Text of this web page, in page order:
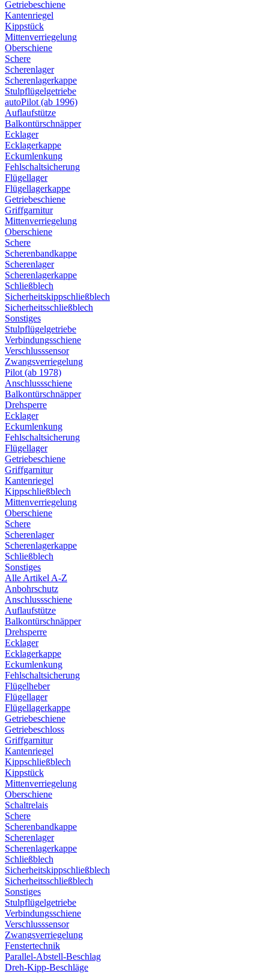
Getriebeschiene
Kantenriegel
Kippstück
Mittenverriegelung
Oberschiene
Schere
Scherenlager
Scherenlagerkappe
Stulpflügelgetriebe
autoPilot (ab 1996)
Auflaufstütze
Balkontürschnäpper
Ecklager
Ecklagerkappe
Eckumlenkung
Fehlschaltsicherung
Flügellager
Flügellagerkappe
Getriebeschiene
Griffgarnitur
Mittenverriegelung
Oberschiene
Schere
Scherenbandkappe
Scherenlager
Scherenlagerkappe
Schließblech
Sicherheitskippschließblech
Sicherheitsschließblech
Sonstiges
Stulpflügelgetriebe
Verbindungsschiene
Verschlusssensor
Zwangsverriegelung
Pilot (ab 1978)
Anschlussschiene
Balkontürschnäpper
Drehsperre
Ecklager
Eckumlenkung
Fehlschaltsicherung
Flügellager
Getriebeschiene
Griffgarnitur
Kantenriegel
Kippschließblech
Mittenverriegelung
Oberschiene
Schere
Scherenlager
Scherenlagerkappe
Schließblech
Sonstiges
Alle Artikel A-Z
Anbohrschutz
Anschlussschiene
Auflaufstütze
Balkontürschnäpper
Drehsperre
Ecklager
Ecklagerkappe
Eckumlenkung
Fehlschaltsicherung
Flügelheber
Flügellager
Flügellagerkappe
Getriebeschiene
Getriebeschloss
Griffgarnitur
Kantenriegel
Kippschließblech
Kippstück
Mittenverriegelung
Oberschiene
Schaltrelais
Schere
Scherenbandkappe
Scherenlager
Scherenlagerkappe
Schließblech
Sicherheitskippschließblech
Sicherheitsschließblech
Sonstiges
Stulpflügelgetriebe
Verbindungsschiene
Verschlusssensor
Zwangsverriegelung
Fenstertechnik
Parallel-Abstell-Beschlag
Dreh-Kipp-Beschläge